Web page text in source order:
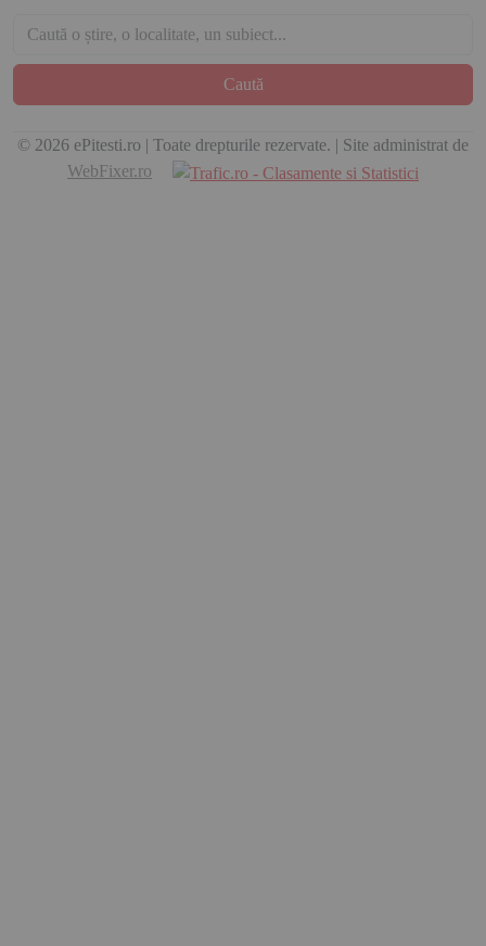
Caută
© 2026 ePitesti.ro | Toate drepturile rezervate. | Site administrat de
WebFixer.ro